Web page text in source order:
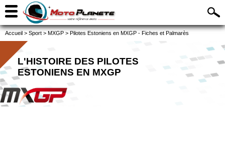
Accueil > Sport > MXGP > Pilotes Estoniens en MXGP - Fiches et Palmarès
L'HISTOIRE DES PILOTES
ESTONIENS EN MXGP